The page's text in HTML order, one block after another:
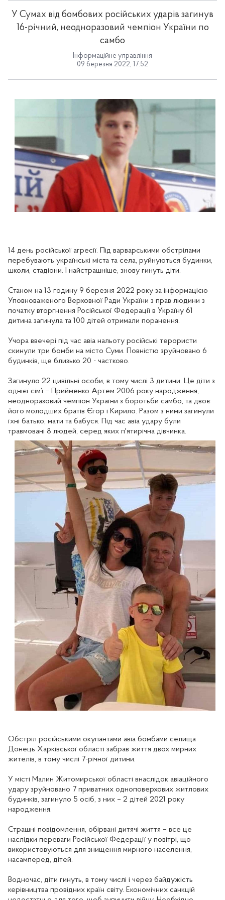
У Сумах від бомбових російських ударів загинув
16-річний, неодноразовий чемпіон України по
самбо
Інформаційне управління
09 березня 2022, 17:52
14 день російської агресії. Під варварськими обстрілами
перебувають українські міста та села, руйнуються будинки,
школи, стадіони. І найстрашніше, знову гинуть діти.
Станом на 13 годину 9 березня 2022 року за інформацією
Уповноваженого Верховної Ради України з прав людини з
початку вторгнення Російської Федерації в Україну 61
дитина загинула та 100 дітей отримали поранення.
Учора ввечері під час авіа нальоту російські терористи
скинули три бомби на місто Суми. Повністю зруйновано 6
будинків, ще близько 20 - частково.
Загинуло 22 цивільні особи, в тому числі 3 дитини. Це діти з
однієї сім’ї – Прийменко Артем 2006 року народження,
неодноразовий чемпіон України з боротьби самбо, та двоє
його молодших братів Єгор і Кирило. Разом з ними загинули
їхні батько, мати та бабуся. Під час авіа удару були
травмовані 8 людей, серед яких п'ятирічна дівчинка.
Обстріл російськими окупантами авіа бомбами селища
Донець Харківської області забрав життя двох мирних
жителів, в тому числі 7-річної дитини.
У місті Малин Житомирської області внаслідок авіаційного
удару зруйновано 7 приватних одноповерхових житлових
будинків, загинуло 5 осіб, з них – 2 дітей 2021 року
народження.
Страшні повідомлення, обірвані дитячі життя – все це
наслідки переваги Російської Федерації у повітрі, що
використовуються для знищення мирного населення,
насамперед, дітей.
Водночас, діти гинуть, в тому числі і через байдужість
керівництва провідних країн світу. Економічних санкцій